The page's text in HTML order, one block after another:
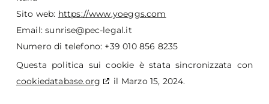
Sito web: https://www.yoeggs.com
Email:sunrise@pec-legal.it
Numero di telefono: +39 010 856 8235
Questa politica sui cookie è stata sincronizzata con
cookiedatabase.org
il Marzo 15, 2024.